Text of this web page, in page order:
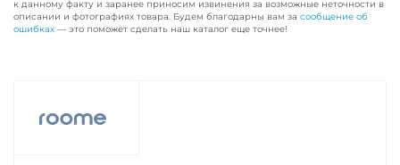
к данному факту и заранее приносим извинения за возможные неточности в
описании и фотографиях товара. Будем благодарны вам за сообщение об
ошибках — это поможет сделать наш каталог еще точнее!